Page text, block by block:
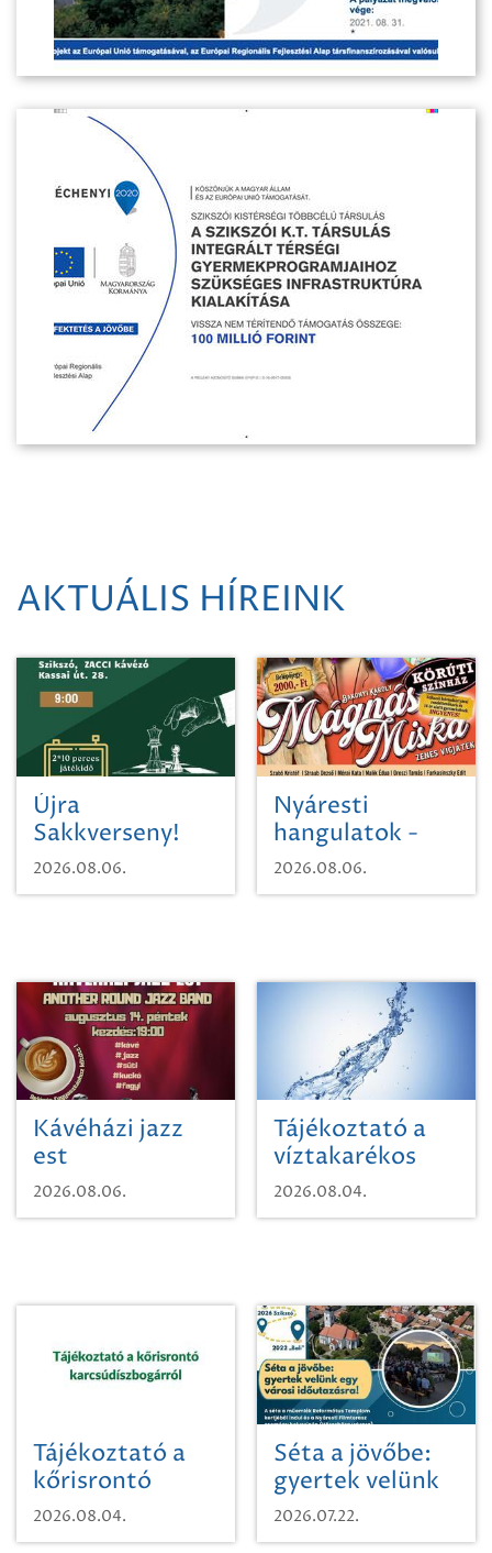
AKTUÁLIS HÍREINK
Újra
Sakkverseny!
2026.08.06.
Nyáresti
hangulatok -
Mágnás Miska
2026.08.06.
Kávéházi jazz
est
2026.08.06.
Tájékoztató a
víztakarékos
vízhasználatról
2026.08.04.
Tájékoztató a
kőrisrontó
karcsúdíszbogárról
2026.08.04.
Séta a jövőbe:
gyertek velünk
egy városi
időutazásra!
2026.07.22.